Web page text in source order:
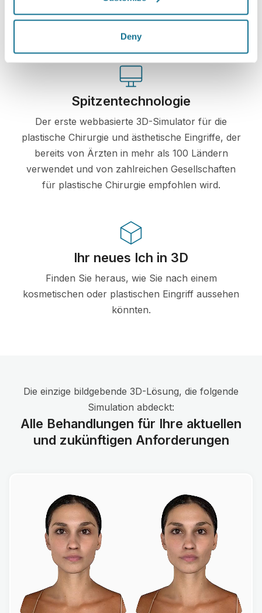
Deny
wodurch die Sicherheit und der Schutz Ihrer
Spitzentechnologie
Der erste webbasierte 3D-Simulator für die
plastische Chirurgie und ästhetische Eingriffe, der
bereits von Ärzten in mehr als 100 Ländern
verwendet und von zahlreichen Gesellschaften
für plastische Chirurgie empfohlen wird.
Ihr neues Ich in 3D
Finden Sie heraus, wie Sie nach einem
kosmetischen oder plastischen Eingriff aussehen
könnten.
Die einzige bildgebende 3D-Lösung, die folgende
Simulation abdeckt:
Alle Behandlungen für Ihre aktuellen
und zukünftigen Anforderungen